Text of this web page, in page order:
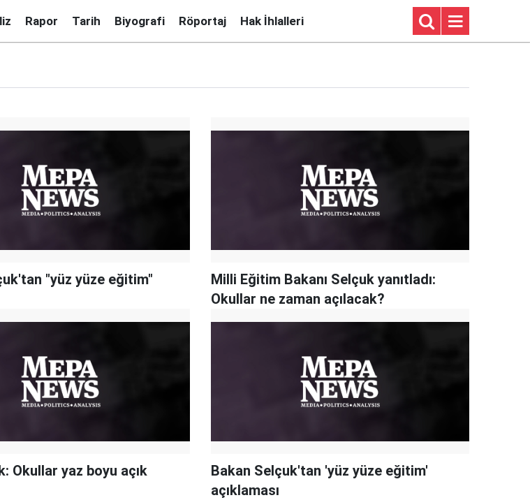
Rapor Tarih Biyografi Röportaj Hak İhlalleri
"yüz yüze eğitim"
Milli Eğitim Bakanı Selçuk yanıtladı:
Okullar ne zaman açılacak?
Okullar yaz boyu açık
Bakan Selçuk'tan 'yüz yüze eğitim'
açıklaması